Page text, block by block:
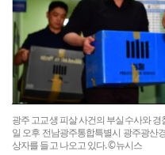
광주 고교생 피살 사건의 부실수사와
일 오후 전남광주통합특별시 광주광산
상자를 들고 나오고 있다. ©뉴시스